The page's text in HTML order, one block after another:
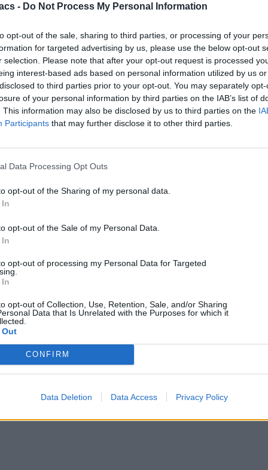
- Do Not Process My Personal Information
opt-out of the sale, sharing to third parties, or processing of your
for targeted advertising by us, please use the below opt-out
selection. Please note that after your opt-out request is processed
interest-based ads based on personal information utilized by us
to third parties prior to your opt-out. You may separately
of your personal information by third parties on the IAB’s list of
This information may also be disclosed by us to third parties on the
Participants that may further disclose it to other third parties.
Data Processing Opt Outs
opt-out of the Sharing of my personal data.
opt-out of the Sale of my Personal Data.
opt-out of processing my Personal Data for Targeted
opt-out of Collection, Use, Retention, Sale, and/or Sharing
Data that Is Unrelated with the Purposes for which it
CONFIRM
Data Deletion Data Access Privacy Policy